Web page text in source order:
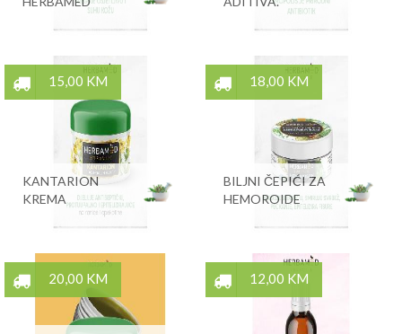
15,00 KM
KANTARION
KREMA
18,00 KM
BILJNI ČEPIĆI ZA
HEMOROIDE
20,00 KM 12,00 KM